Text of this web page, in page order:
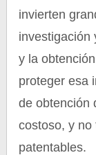
invierten
investigación
y la
proteger esa
de obtención
costoso, y no
patentables.